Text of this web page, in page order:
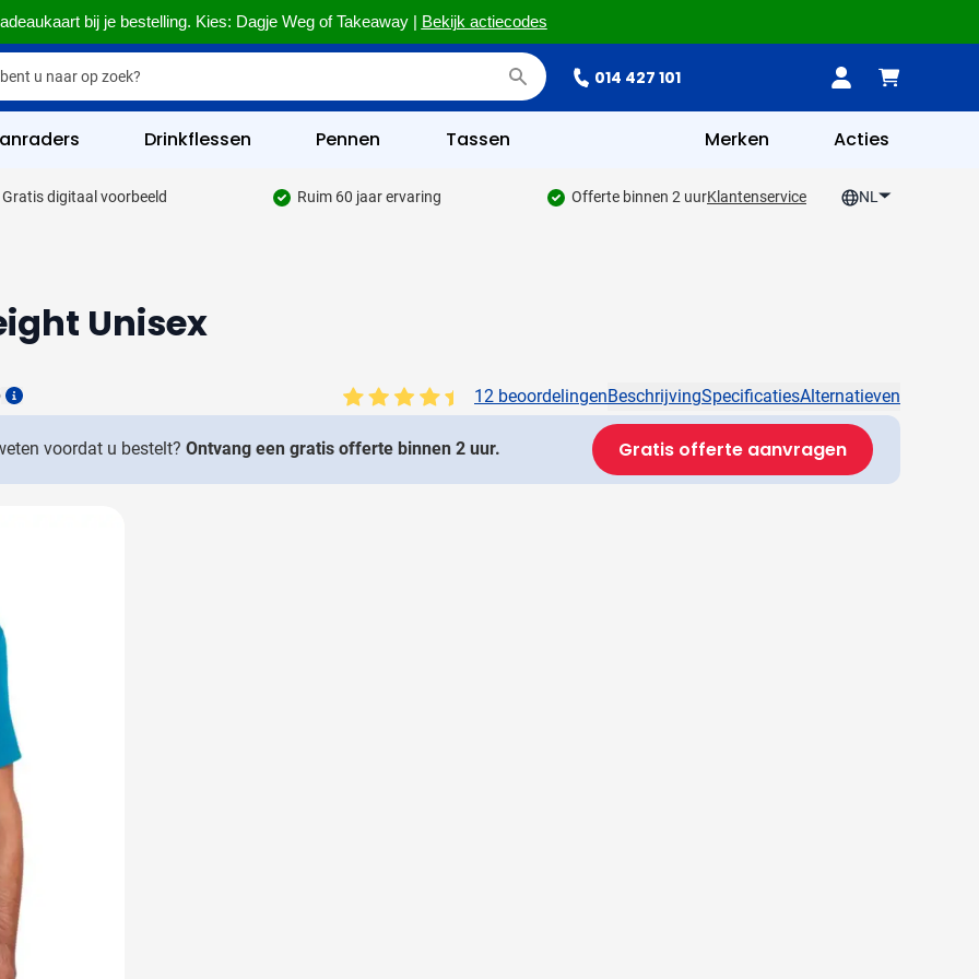
bij je bestelling. Kies: Dagje Weg of Takeaway | Bekijk actiecodes
014 427 101
& Kantoor categorie
categorie
categorie
categorie
categorie
& Wellness categorie
& Tafelen categorie
categorie
categorie
categorie
categorie
& overig categorie
Drinkflessen Pennen Tassen Merken Acties
Gratis digitaal voorbeeld Ruim 60 jaar ervaring Offerte binnen 2 uurKlantenservice NL
Unisex
Details
12 beoordelingenBeschrijvingSpecificatiesAlternatieven
voordat u bestelt? Ontvang een gratis offerte binnen 2 uur. Gratis offerte aanvragen